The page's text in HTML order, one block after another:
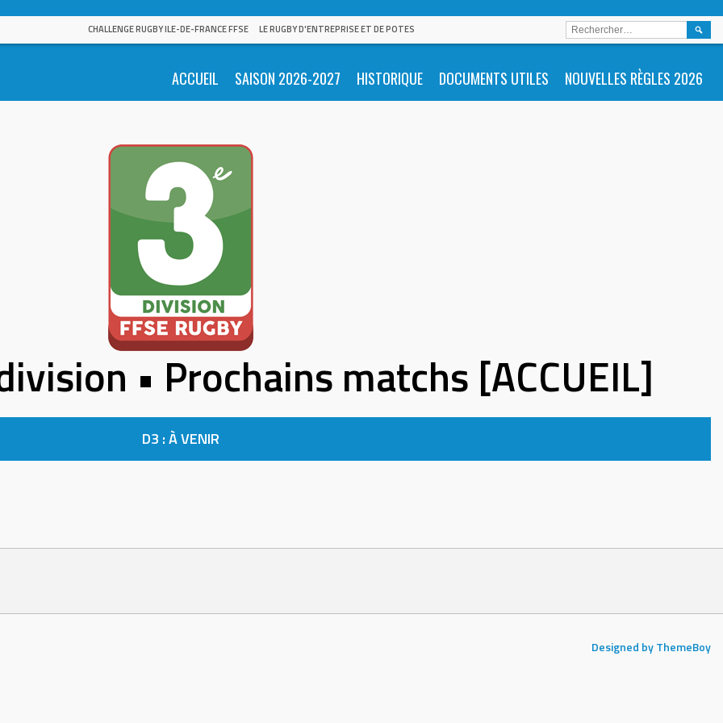
CHALLENGE RUGBY ILE-DE-FRANCE FFSE LE RUGBY D'ENTREPRISE ET DE POTES
ACCUEIL SAISON 2026-2027 HISTORIQUE DOCUMENTS UTILES NOUVELLES RÈGLES 2026
• Prochains matchs [ACCUEIL]
D3 : À VENIR
Designed by ThemeBoy